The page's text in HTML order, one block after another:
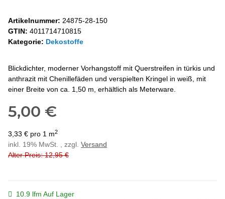
Artikelnummer: 24875-28-150
GTIN: 4011714710815
Kategorie: Dekostoffe
Blickdichter, moderner Vorhangstoff mit Querstreifen in türkis und
anthrazit mit Chenillefäden und verspielten Kringel in weiß, mit
einer Breite von ca. 1,50 m, erhältlich als Meterware.
5,00 €
3,33 € pro 1 m2
inkl. 19% MwSt. , zzgl. Versand
Alter Preis: 12,95 €
10.9 lfm Auf Lager